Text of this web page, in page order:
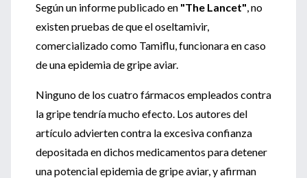
Según un informe publicado en "The Lancet", no
existen pruebas de que el oseltamivir,
comercializado como Tamiflu, funcionara en caso
de una epidemia de gripe aviar.
Ninguno de los cuatro fármacos empleados contra
la gripe tendría mucho efecto. Los autores del
artículo advierten contra la excesiva confianza
depositada en dichos medicamentos para detener
una potencial epidemia de gripe aviar, y afirman